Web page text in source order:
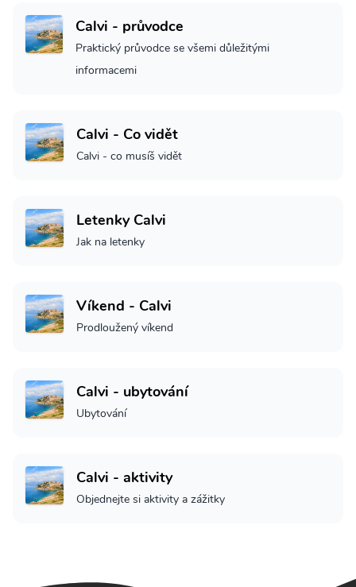
Calvi - průvodce
Praktický průvodce se všemi důležitými
informacemi
Calvi - Co vidět
Calvi - co musíš vidět
Letenky Calvi
Jak na letenky
Víkend - Calvi
Prodloužený víkend
Calvi - ubytování
Ubytování
Calvi - aktivity
Objednejte si aktivity a zážitky